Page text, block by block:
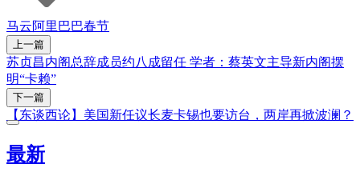
马云阿里巴巴春节
上一篇
苏贞昌内阁总辞成员约八成留任 学者：蔡英文主导新内阁摆
明“卡赖”
下一篇
【东谈西论】美国新任议长麦卡锡也要访台，两岸再掀波澜？
最新